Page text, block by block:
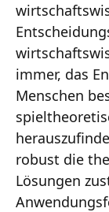
immer, das
Menschen
robust die
Lösungen